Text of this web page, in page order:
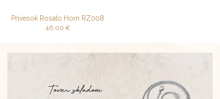
Prívesok Rosato Horn RZ008
46,00 €